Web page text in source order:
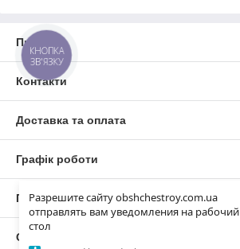
Разрешите сайту obshchestroy.com.ua
отправлять вам уведомления на рабочий
стол
Про нас
Контакти
Доставка та оплата
Графік роботи
Повна версія сайту
Сайт створено на маркетплейсі
КНОПКА
ЗВ'ЯЗКУ